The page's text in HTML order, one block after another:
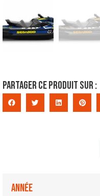
Partager ce produit sur :
Année